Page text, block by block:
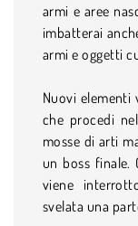
armi e aree
imbatterai
armi e oggetti
Nuovi elementi
che procedi
mosse di arti
un boss finale.
viene
svelata una